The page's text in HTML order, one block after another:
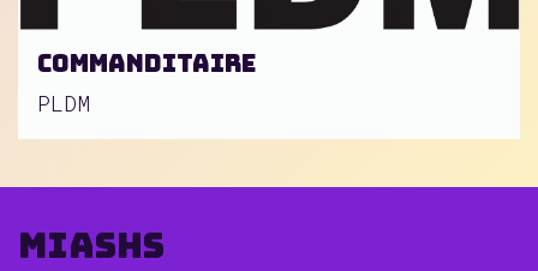
Commanditaire
PLDM
MIASHS